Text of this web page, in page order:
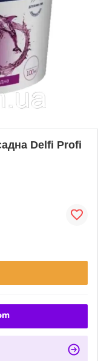
Delfi Profi